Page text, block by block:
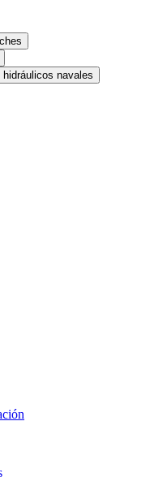
Desarrollo y ejecución de proyectos hidráulicos navales